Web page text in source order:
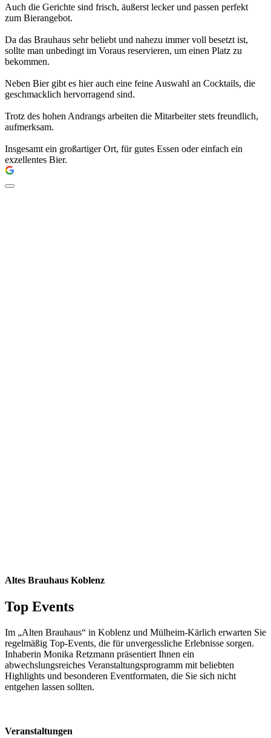
Auch die Gerichte sind frisch, äußerst lecker und passen perfekt
zum Bierangebot.
Da das Brauhaus sehr beliebt und nahezu immer voll besetzt ist,
sollte man unbedingt im Voraus reservieren, um einen Platz zu
bekommen.
Neben Bier gibt es hier auch eine feine Auswahl an Cocktails, die
geschmacklich hervorragend sind.
Trotz des hohen Andrangs arbeiten die Mitarbeiter stets freundlich,
aufmerksam.
Insgesamt ein großartiger Ort, für gutes Essen oder einfach ein
exzellentes Bier.
Altes Brauhaus Koblenz
Top Events
Im „Alten Brauhaus“ in Koblenz und Mülheim-Kärlich erwarten Sie
regelmäßig Top-Events, die für unvergessliche Erlebnisse sorgen.
Inhaberin Monika Retzmann präsentiert Ihnen ein
abwechslungsreiches Veranstaltungsprogramm mit beliebten
Highlights und besonderen Eventformaten, die Sie sich nicht
entgehen lassen sollten.
Veranstaltungen